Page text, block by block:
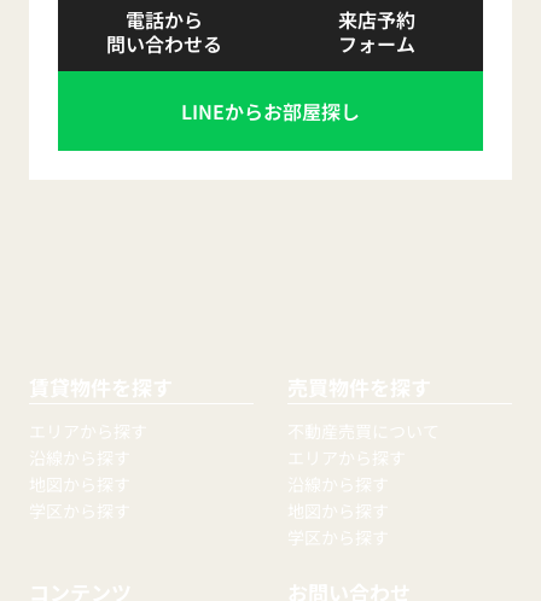
電話から
問い合わせる
来店予約
フォーム
LINEからお部屋探し
賃貸物件を探す
エリアから探す
沿線から探す
地図から探す
学区から探す
売買物件を探す
不動産売買について
エリアから探す
沿線から探す
地図から探す
学区から探す
コンテンツ お問い合わせ